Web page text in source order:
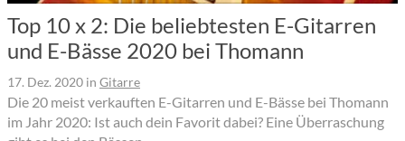
Top 10 x 2: Die beliebtesten E-Gitarren
und E-Bässe 2020 bei Thomann
17. Dez. 2020 in Gitarre
Die 20 meist verkauften E-Gitarren und E-Bässe bei Thomann
im Jahr 2020: Ist auch dein Favorit dabei? Eine Überraschung